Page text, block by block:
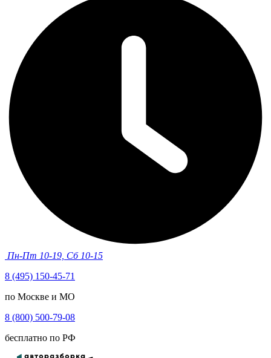
Пн-Пт 10-19, Сб 10-15
8 (495) 150-45-71
по Москве и МО
8 (800) 500-79-08
бесплатно по РФ